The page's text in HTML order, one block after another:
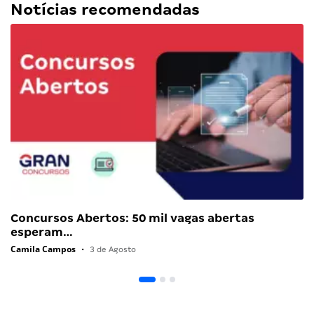
Notícias recomendadas
Concursos Abertos: 50 mil vagas abertas
esperam…
Camila Campos • 3 de Agosto